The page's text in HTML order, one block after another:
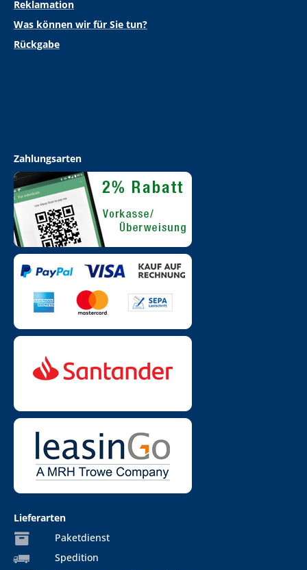
Reklamation
Was können wir für Sie tun?
Rückgabe
Zahlungsarten
Lieferarten
Paketdienst
Spedition